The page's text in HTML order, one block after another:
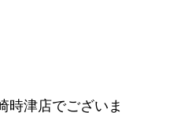
時津店でございま